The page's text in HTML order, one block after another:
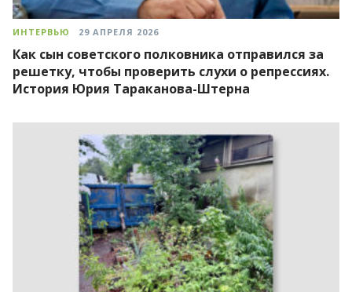
ИНТЕРВЬЮ 29 АПРЕЛЯ 2026
Как сын советского полковника отправился за
решетку, чтобы проверить слухи о репрессиях.
История Юрия Тараканова-Штерна